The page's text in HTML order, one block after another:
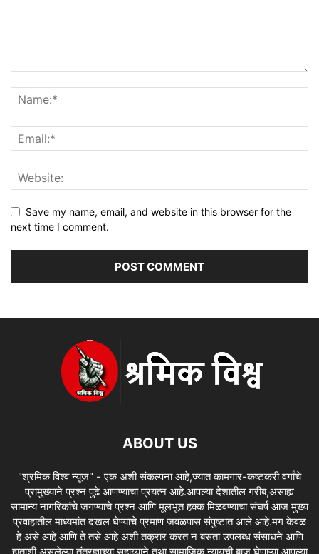
Save my name, email, and website in this browser for the
next time I comment.
ABOUT US
"श्रमिक विश्व न्यूज" - एक अशी संकल्पना आहे,ज्यात कामगार-कष्टकरी वर्गांचे
प्रामुख्याने प्रश्न पुढे आणण्याचा प्रयत्न आहे.आपल्या देशातील गरीब,असाह्य
सामान्य नागरिकांचे जगण्याचे प्रश्न आणि मूलभूत हक्क मिळवण्याचा संघर्ष आज मुख्य
प्रवाहातील माध्यमांत दखल घेण्याचे प्रमाण जवळपास संपुष्टात आले आहे.मग केवळ
हे असे आहे आणि ते तसे आहे अशी तक्रार करत न बसता उपलब्ध संसाधने आणि
हाताशी असलेल्या तंत्रज्ञाच्या सहाय्याने तथा सामाजिक न्यायची बाजू घेणाऱ्या आपल्या